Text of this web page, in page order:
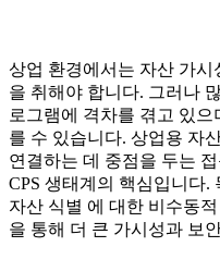
상업 환경에서는 자산 가시
을 취해야 합니다. 그러나
로그램에 격차를 겪고 있
를 수 있습니다. 상업용 자
연결하는 데 중점을 두는
CPS 생태계의 핵심입니다.
자산 식별 에 대한 비수동
을 통해 더 큰 가시성과 보